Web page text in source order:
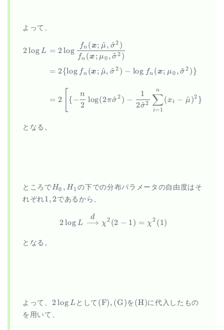
よって、
\begin{aligned} 2 \log L
2log L = 2log
fn (x; μ0 , σ
~2 )
fn (x; μ
^, σ
^2 )
= 2{log fn (x; μ
^, σ
^2 ) − log fn (x; μ0 , σ
~2 )}
= 2 {−
2
n
log(2πσ
^2 ) −
2σ
^2
1
i=1
∑
n
(xi − μ
^)2 }
となる。
ところで H_0,
H_1
H0 ,H1 の下での分布パラメータの自由度はそ
れぞれ1,
1,2であるから、
\begin{aligned} 2 \log L
2logL ⟶
d
χ2 (2 − 1 ) = χ2 (1 )
となる。
よって、 2
L
2logL として \mathrm{(F),
(F), (G)を \mathrm{(H)}
(H)に代入したもの
を用いて、